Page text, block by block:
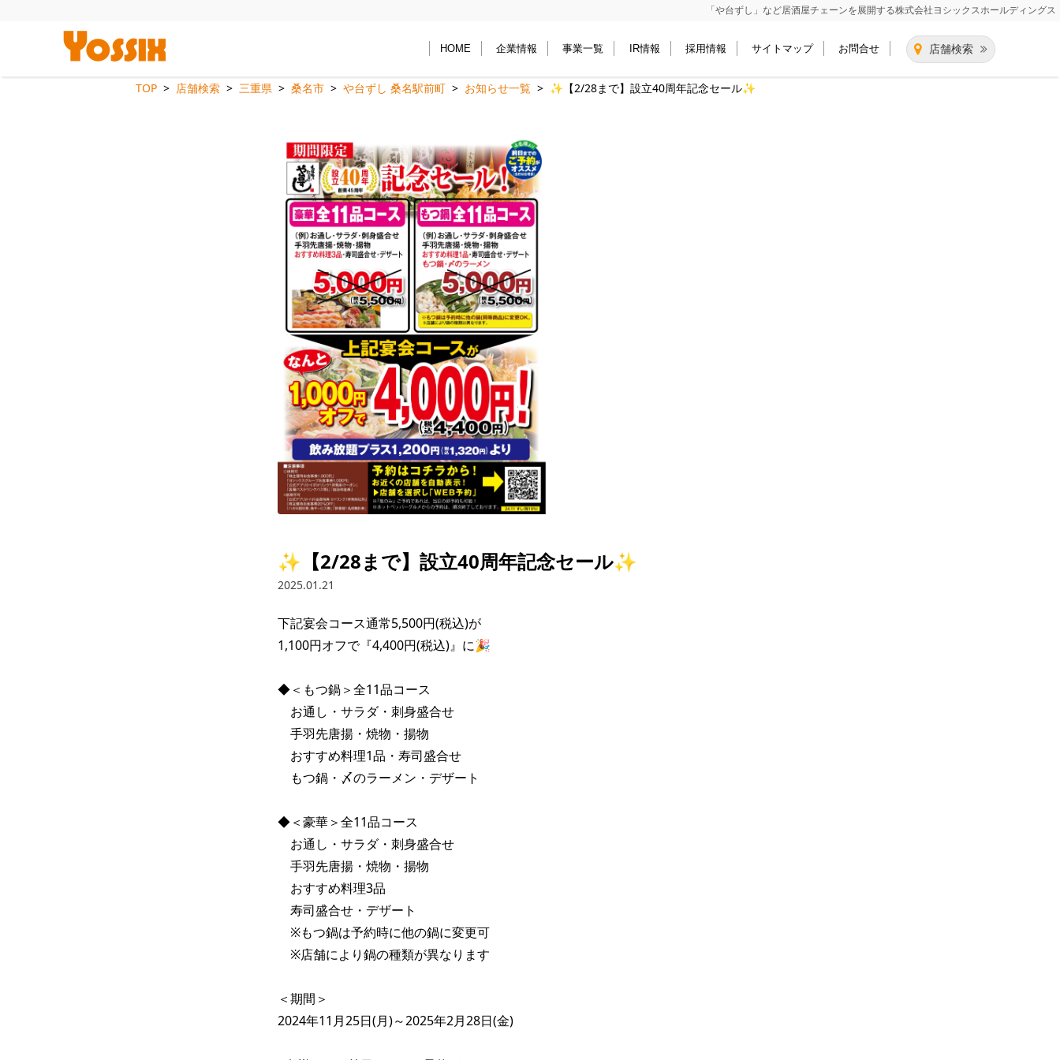
「や台ずし」など居酒屋チェーンを展開する株式会社ヨシックスホールディングス
店舗検索
HOME 企業情報 事業一覧 IR情報 採用情報 サイトマップ お問合せ
TOP 店舗検索 三重県 桑名市 や台ずし 桑名駅前町 お知らせ一覧 ✨【2/28まで】設立40周年記念セール✨
✨【2/28まで】設立40周年記念セール✨
2025.01.21
下記宴会コース通常5,500円(税込)が
1,100円オフで『4,400円(税込)』に🎉
◆＜もつ鍋＞全11品コース
お通し・サラダ・刺身盛合せ
手羽先唐揚・焼物・揚物
おすすめ料理1品・寿司盛合せ
もつ鍋・〆のラーメン・デザート
◆＜豪華＞全11品コース
お通し・サラダ・刺身盛合せ
手羽先唐揚・焼物・揚物
おすすめ料理3品
寿司盛合せ・デザート
※もつ鍋は予約時に他の鍋に変更可
※店舗により鍋の種類が異なります
＜期間＞
2024年11月25日(月)～2025年2月28日(金)